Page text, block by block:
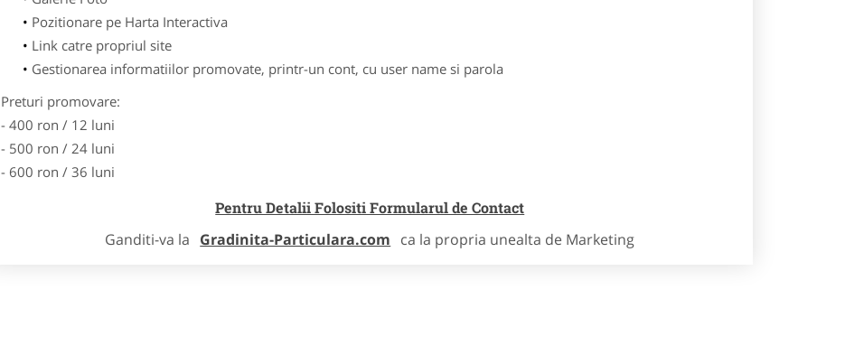
Pozitionare pe Harta Interactiva
Link catre propriul site
Gestionarea informatiilor promovate, printr-un cont, cu user name si parola
Preturi promovare:
- 400 ron / 12 luni
- 500 ron / 24 luni
- 600 ron / 36 luni
Pentru Detalii Folositi Formularul de Contact
Ganditi-va la Gradinita-Particulara.com ca la propria unealta de Marketing